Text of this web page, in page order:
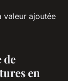
valeur ajoutée
de
en